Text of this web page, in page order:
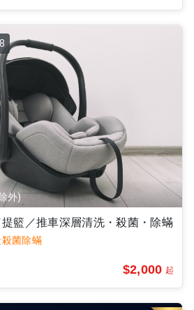
外)
籃／推車深層清洗・殺菌・除蟎
菌除蟎
$2,000 起